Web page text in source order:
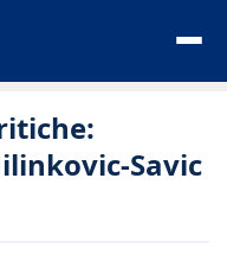
Savic